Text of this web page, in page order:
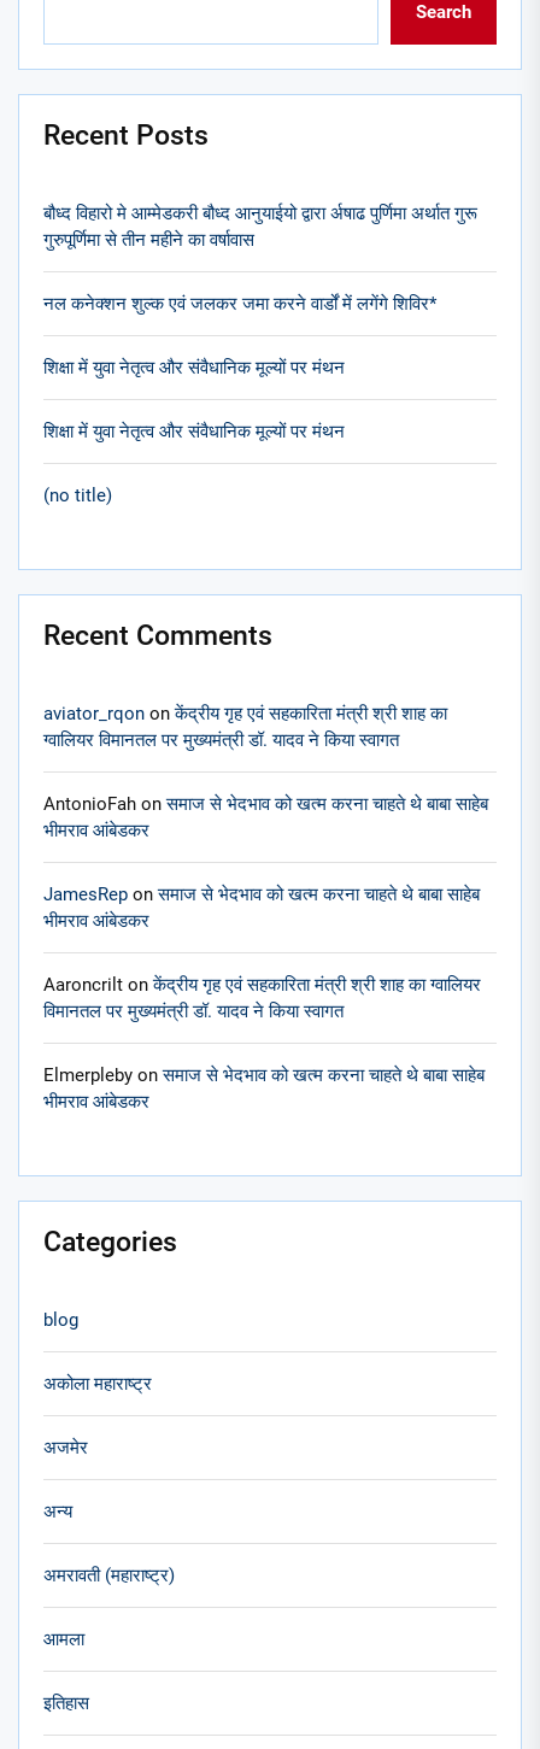
Search
Recent Posts
बौध्द विहारो मे आम्मेडकरी बौध्द आनुयाईयो द्वारा र्अषाढ पुर्णिमा अर्थात गुरू
गुरुपूर्णिमा से तीन महीने का वर्षावास
नल कनेक्शन शुल्क एवं जलकर जमा करने वार्डों में लगेंगे शिविर*
शिक्षा में युवा नेतृत्व और संवैधानिक मूल्यों पर मंथन
शिक्षा में युवा नेतृत्व और संवैधानिक मूल्यों पर मंथन
(no title)
Recent Comments
aviator_rqon onकेंद्रीय गृह एवं सहकारिता मंत्री श्री शाह का
ग्वालियर विमानतल पर मुख्यमंत्री डॉ. यादव ने किया स्वागत
AntonioFah onसमाज से भेदभाव को खत्म करना चाहते थे बाबा साहेब
भीमराव आंबेडकर
JamesRep onसमाज से भेदभाव को खत्म करना चाहते थे बाबा साहेब
भीमराव आंबेडकर
Aaroncrilt onकेंद्रीय गृह एवं सहकारिता मंत्री श्री शाह का ग्वालियर
विमानतल पर मुख्यमंत्री डॉ. यादव ने किया स्वागत
Elmerpleby onसमाज से भेदभाव को खत्म करना चाहते थे बाबा साहेब
भीमराव आंबेडकर
Categories
blog
अकोला महाराष्ट्र
अजमेर
अन्य
अमरावती (महाराष्ट्र)
आमला
इतिहास